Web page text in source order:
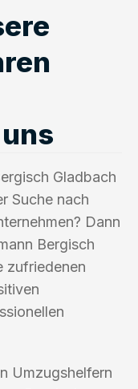
Gladbach
Suche nach
Dann
Bergisch
zufriedenen
Umzugshelfern